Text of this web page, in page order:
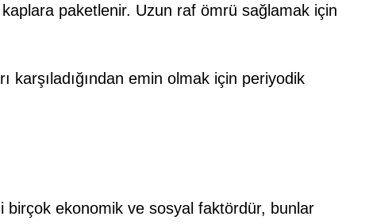
paketlenir. Uzun raf ömrü sağlamak için
karşıladığından emin olmak için periyodik
birçok ekonomik ve sosyal faktördür, bunlar